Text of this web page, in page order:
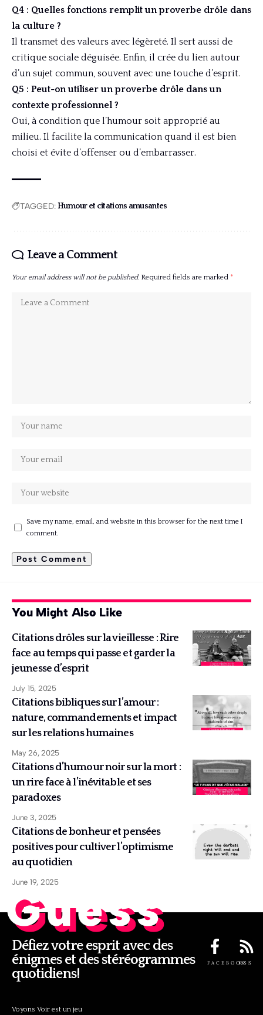
Q4 : Quelles fonctions remplit un proverbe drôle dans
la culture ?
Il transmet des valeurs avec légèreté. Il sert aussi de
critique sociale déguisée. Enfin, il crée du lien autour
d’un sujet commun, souvent avec une touche d’esprit.
Q5 : Peut-on utiliser un proverbe drôle dans un
contexte professionnel ?
Oui, à condition que l’humour soit approprié au
milieu. Il facilite la communication quand il est bien
choisi et évite d’offenser ou d’embarrasser.
TAGGED:Humour et citations amusantes
Leave a Comment
Your email address will not be published. Required fields are marked *
Save my name, email, and website in this browser for the next time I
comment.
You Might Also Like
Citations drôles sur la vieillesse : Rire
face au temps qui passe et garder la
jeunesse d’esprit
July 15, 2025
Citations bibliques sur l’amour :
nature, commandements et impact
sur les relations humaines
May 26, 2025
Citations d’humour noir sur la mort :
un rire face à l’inévitable et ses
paradoxes
June 3, 2025
Citations de bonheur et pensées
positives pour cultiver l’optimisme
au quotidien
June 19, 2025
Guess
Défiez votre esprit avec des
énigmes et des stéréogrammes
quotidiens!
FACEBOOKRSS
Voyons Voir est un jeu